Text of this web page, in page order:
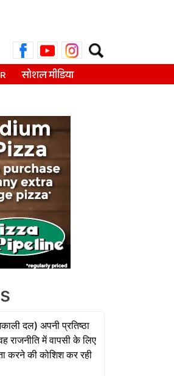
Search
for:
सोशल मीडिया
दल) अपनी प्रतिष्ठा
राजनीति में वापसी के लिए
करने की कोशिश कर रही